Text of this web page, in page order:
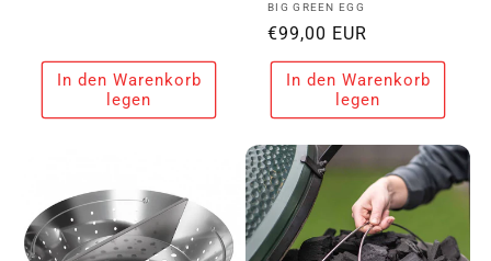
In den Warenkorb
legen
Anbieter:
BIG GREEN EGG
Normaler
Preis
€99,00 EUR
In den Warenkorb
legen